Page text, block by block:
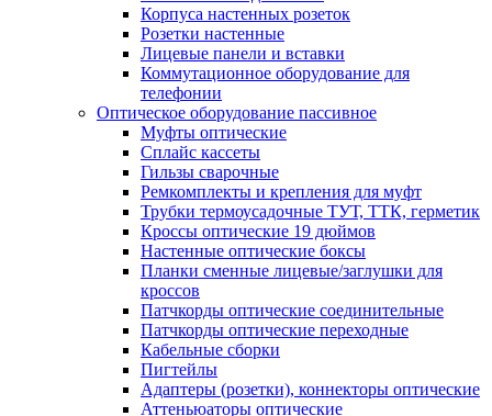
Корпуса настенных розеток
Розетки настенные
Лицевые панели и вставки
Коммутационное оборудование для
телефонии
Оптическое оборудование пассивное
Муфты оптические
Сплайс кассеты
Гильзы сварочные
Ремкомплекты и крепления для муфт
Трубки термоусадочные ТУТ, ТТК, герметик
Кроссы оптические 19 дюймов
Настенные оптические боксы
Планки сменные лицевые/заглушки для
кроссов
Патчкорды оптические соединительные
Патчкорды оптические переходные
Кабельные сборки
Пигтейлы
Адаптеры (розетки), коннекторы оптические
Аттеньюаторы оптические